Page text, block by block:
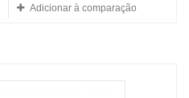
Adicionar à comparação